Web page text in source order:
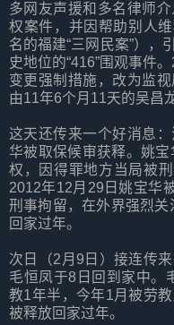
多网友声援和多名律师
权案件，并因帮助别人
名的福建“三网民案”），
史地位的“416”围观事件
变更强制措施，改为监
由11年6个月11天的吴昌
这天还传来一个好消息
华被取保候审获释。姚
权，因得罪地方当局被
2012年12月29日姚宝华
刑事拘留，在外界强烈
回家过年。
次日（2月9日）接连传
毛恒凤于8日回到家中。
教1年半，今年1月被劳
被释放回家过年。